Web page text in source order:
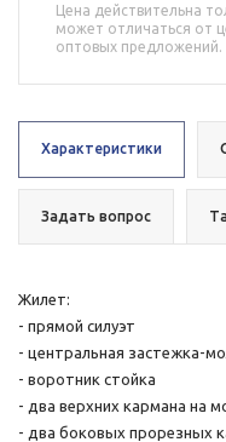
Цена действительна
может отличаться от
оптовых предложений.
Характеристики
Задать вопрос
Жилет:
- прямой силуэт
- центральная застежка-
- воротник стойка
- два верхних кармана на
- два боковых прорезных